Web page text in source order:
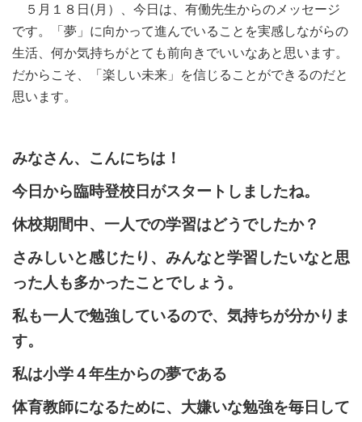
５月１８日(月）、今日は、有働先生からのメッセージ
です。「夢」に向かって進んでいることを実感しながらの
生活、何か気持ちがとても前向きでいいなあと思います。
だからこそ、「楽しい未来」を信じることができるのだと
思います。
みなさん、こんにちは！
今日から臨時登校日がスタートしましたね。
休校期間中、一人での学習はどうでしたか？
さみしいと感じたり、みんなと学習したいなと思
った人も多かったことでしょう。
私も一人で勉強しているので、気持ちが分かりま
す。
私は小学４年生からの夢である
体育教師になるために、大嫌いな勉強を毎日して